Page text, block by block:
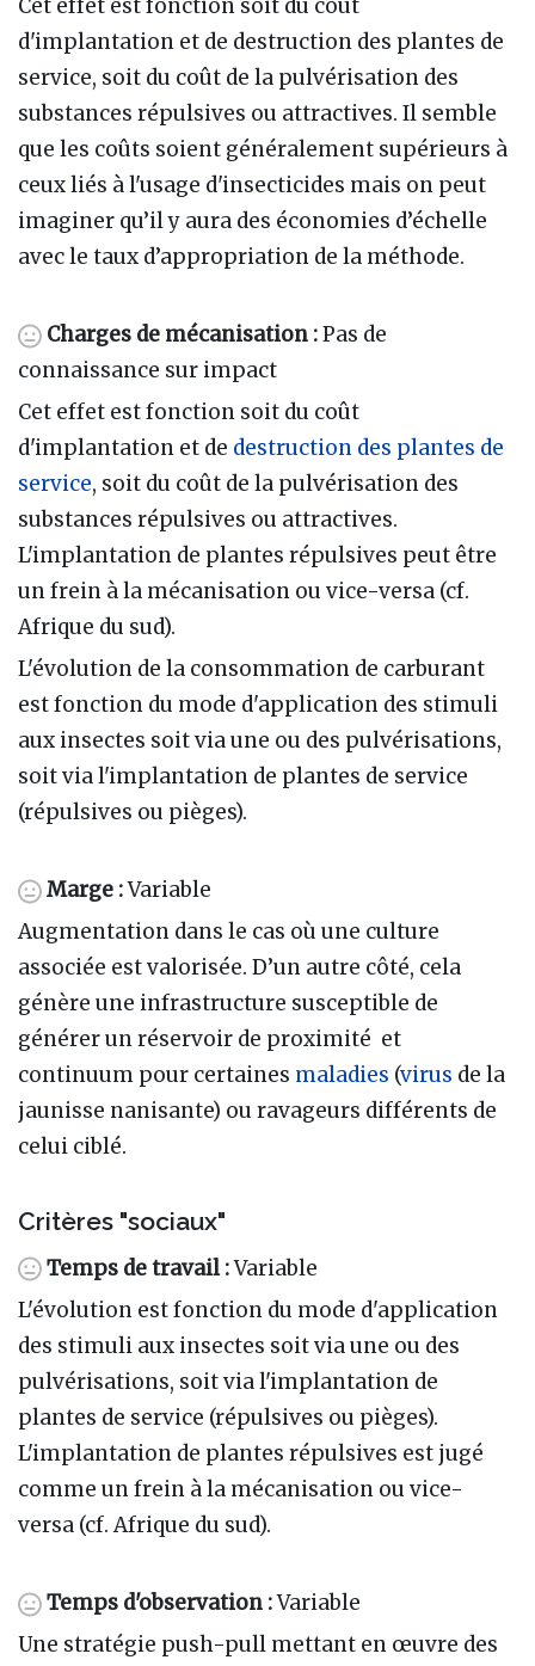
Cet effet est fonction soit du coût
d'implantation et de destruction des plantes de
service, soit du coût de la pulvérisation des
substances répulsives ou attractives. Il semble
que les coûts soient généralement supérieurs à
ceux liés à l'usage d'insecticides mais on peut
imaginer qu’il y aura des économies d’échelle
avec le taux d’appropriation de la méthode.
Charges de mécanisation :Pas de
connaissance sur impact
Cet effet est fonction soit du coût
d'implantation et de destruction des plantes de
service, soit du coût de la pulvérisation des
substances répulsives ou attractives.
L'implantation de plantes répulsives peut être
un frein à la mécanisation ou vice-versa (cf.
Afrique du sud).
L'évolution de la consommation de carburant
est fonction du mode d'application des stimuli
aux insectes soit via une ou des pulvérisations,
soit via l'implantation de plantes de service
(répulsives ou pièges).
Marge :Variable
Augmentation dans le cas où une culture
associée est valorisée. D’un autre côté, cela
génère une infrastructure susceptible de
générer un réservoir de proximité et
continuum pour certaines maladies (virus de la
jaunisse nanisante) ou ravageurs différents de
celui ciblé.
Critères "sociaux"
Temps de travail :Variable
L'évolution est fonction du mode d'application
des stimuli aux insectes soit via une ou des
pulvérisations, soit via l'implantation de
plantes de service (répulsives ou pièges).
L'implantation de plantes répulsives est jugé
comme un frein à la mécanisation ou vice-
versa (cf. Afrique du sud).
Temps d'observation :Variable
Une stratégie push-pull mettant en œuvre des